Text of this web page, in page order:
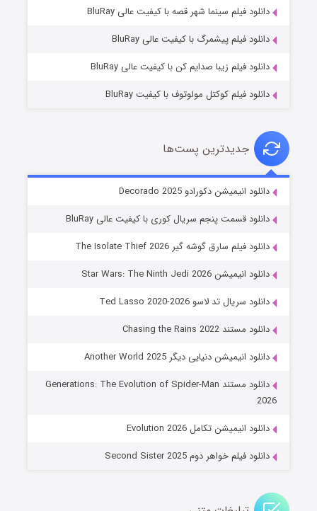
خاندان اژدها فصل ۳
جادوگری در مغولستان
قسمت۱۴ (زیرنویس) منتشر شد
دانلود فیلم سینما شهر قصه با کیفیت عالی BluRay
دانلود فیلم پیشمرگ با کیفیت عالی BluRay
دانلود فیلم زیبا صدایم کن با کیفیت عالی BluRay
دانلود فیلم کوکتل مولوتوف با کیفیت BluRay
جدیدترین پست‌ها
دانلود انیمیشن دکورادو Decorado 2025
دانلود قسمت پنجم سریال کوری با کیفیت عالی BluRay
دانلود فیلم سارق گوشه گیر The Isolate Thief 2026
دانلود انیمیشن Star Wars: The Ninth Jedi 2026
دانلود سریال تد لاسو Ted Lasso 2020-2026
دانلود مستند Chasing the Rains 2022
دانلود انیمیشن دنیایی دیگر Another World 2025
دانلود مستند Generations: The Evolution of Spider-Man
2026
دانلود انیمیشن تکامل Evolution 2026
دانلود فیلم خواهر دوم Second Sister 2025